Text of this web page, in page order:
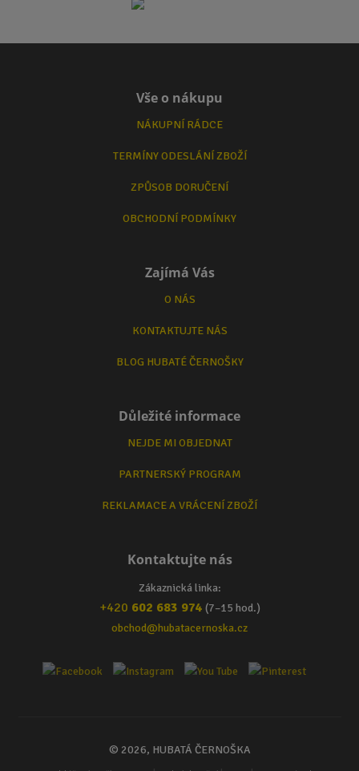
Vše o nákupu
NÁKUPNÍ RÁDCE
TERMÍNY ODESLÁNÍ ZBOŽÍ
ZPŮSOB DORUČENÍ
OBCHODNÍ PODMÍNKY
Zajímá Vás
O NÁS
KONTAKTUJTE NÁS
BLOG HUBATÉ ČERNOŠKY
Důležité informace
NEJDE MI OBJEDNAT
PARTNERSKÝ PROGRAM
REKLAMACE A VRÁCENÍ ZBOŽÍ
Kontaktujte nás
Zákaznická linka:
+420 602 683 974 (7–15 hod.)
obchod@hubatacernoska.cz
© 2026, HUBATÁ ČERNOŠKA